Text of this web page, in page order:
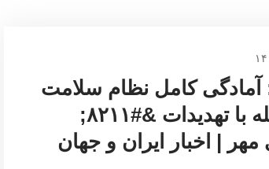
آمادگی کامل نظام سلامت
برای مقابله با تهدیدات &#۸۲۱۱;
| اخبار ایران و جهان